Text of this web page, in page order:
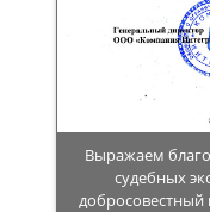
Выражаем
судебных
добросовестный